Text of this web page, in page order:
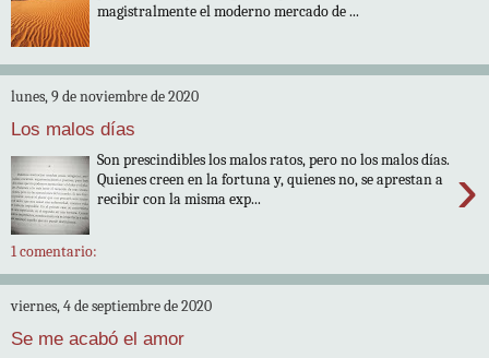
magistralmente el moderno mercado de ...
lunes, 9 de noviembre de 2020
Los malos días
›
Son prescindibles los malos ratos, pero no los malos días.
Quienes creen en la fortuna y, quienes no, se aprestan a
recibir con la misma exp...
1 comentario:
viernes, 4 de septiembre de 2020
Se me acabó el amor